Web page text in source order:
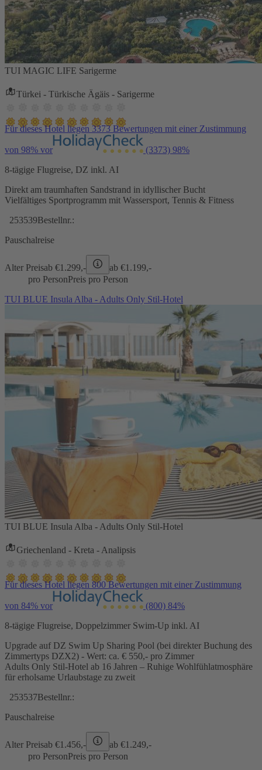
TUI MAGIC LIFE Sarigerme
Türkei - Türkische Ägäis - Sarigerme
Für dieses Hotel liegen 3373 Bewertungen mit einer Zustimmung
von 98% vor (3373) 98%
8-tägige Flugreise, DZ inkl. AI
Direkt am traumhaften Sandstrand in idyllischer Bucht
Vielfältiges Sportprogramm mit Wassersport, Tennis & Fitness
253539Bestellnr.:
Pauschalreise
Alter Preisab €1.299,- ab €1.199,-
pro PersonPreis pro Person
TUI BLUE Insula Alba - Adults Only Stil-Hotel
TUI BLUE Insula Alba - Adults Only Stil-Hotel
Griechenland - Kreta - Analipsis
Für dieses Hotel liegen 800 Bewertungen mit einer Zustimmung
von 84% vor (800) 84%
8-tägige Flugreise, Doppelzimmer Swim-Up inkl. AI
Upgrade auf DZ Swim Up Sharing Pool (bei direkter Buchung des
Zimmertyps DZX2) - Wert: ca. € 550,- pro Zimmer
Adults Only Stil-Hotel ab 16 Jahren – Ruhige Wohlfühlatmosphäre
für erholsame Urlaubstage zu zweit
253537Bestellnr.:
Pauschalreise
Alter Preisab €1.456,- ab €1.249,-
pro PersonPreis pro Person